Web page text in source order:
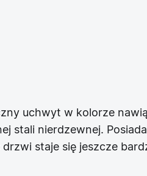
uchwyt w kolorze
stali nierdzewnej.
staje się jeszcze